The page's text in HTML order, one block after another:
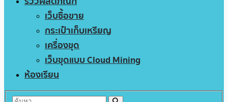
เว็บซื้อขาย
กระเป๋าเก็บเหรียญ
เครื่องขุด
เว็บขุดแบบ Cloud Mining
ห้องเรียน